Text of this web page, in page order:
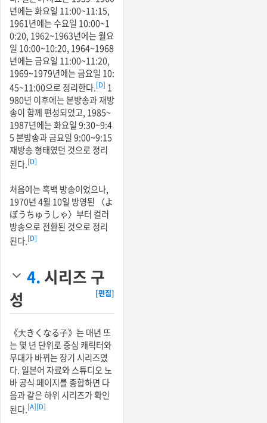
년에는 화요일 11:00~11:15,
1961년에는 수요일 10:00~1
0:20, 1962~1963년에는 월요
일 10:00~10:20, 1964~1968
년에는 금요일 11:00~11:20,
1969~1979년에는 금요일 10:
45~11:00으로 정리한다.[D] 1
980년 이후에는 본방송과 재방
송이 함께 편성되었고, 1985~
1987년에는 화요일 9:30~9:4
5 본방송과 금요일 9:00~9:15
재방송 형태였던 것으로 정리
된다.[D]
처음에는 흑백 방송이었으나,
1970년 4월 10일 방영된 〈よ
ぼうちゅうしゃ〉부터 컬러
방송으로 전환된 것으로 정리
된다.[D]
4. 시리즈 구
성
[편집]
《大きくなる子》는 매년 또
는 몇 년 단위로 중심 캐릭터와
무대가 바뀌는 장기 시리즈였
다. 일본어 자료와 스튜디오 노
바 공식 페이지를 종합하면 다
음과 같은 하위 시리즈가 확인
된다.[A][D]